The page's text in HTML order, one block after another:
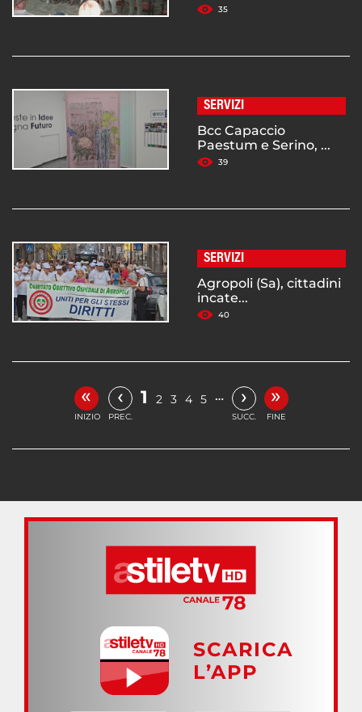
35
SERVIZI
Bcc Capaccio
Paestum e Serino, ...
39
SERVIZI
Agropoli (Sa), cittadini
incate...
40
«
INIZIO
‹
PREC.
1 2 3 4 5 … ›
SUCC.
»
FINE
SCARICA
L’APP